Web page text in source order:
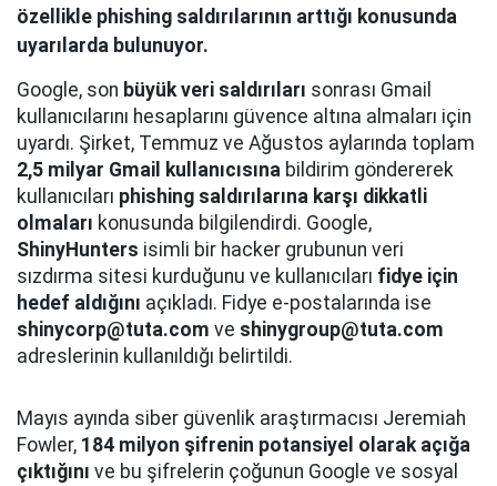
özellikle phishing saldırılarının arttığı konusunda
uyarılarda bulunuyor.
Google, son büyük veri saldırıları sonrası Gmail
kullanıcılarını hesaplarını güvence altına almaları için
uyardı. Şirket, Temmuz ve Ağustos aylarında toplam
2,5 milyar Gmail kullanıcısına bildirim göndererek
kullanıcıları phishing saldırılarına karşı dikkatli
olmaları konusunda bilgilendirdi. Google,
ShinyHunters isimli bir hacker grubunun veri
sızdırma sitesi kurduğunu ve kullanıcıları fidye için
hedef aldığını açıkladı. Fidye e-postalarında ise
shinycorp@tuta.com ve shinygroup@tuta.com
adreslerinin kullanıldığı belirtildi.
Mayıs ayında siber güvenlik araştırmacısı Jeremiah
Fowler, 184 milyon şifrenin potansiyel olarak açığa
çıktığını ve bu şifrelerin çoğunun Google ve sosyal